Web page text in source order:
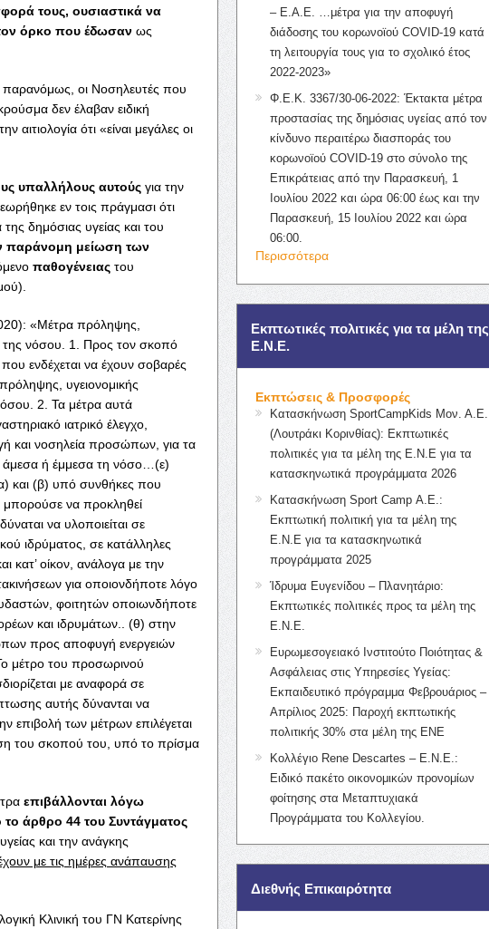
τους, ουσιαστικά να
όρκο που έδωσανως
παρανόμως, οι Νοσηλευτές που
δεν έλαβαν ειδική
ότι «είναι μεγάλες οι
υπαλλήλους αυτούςγια την
εν τοις πράγμασι ότι
δημόσιας υγείας και του
παράνομη μείωση των
παθογένειαςτου
«Μέτρα πρόληψης,
της νόσου. 1. Προς τον σκοπό
ενδέχεται να έχουν σοβαρές
υγειονομικής
2. Τα μέτρα αυτά
ιατρικό έλεγχο,
και νοσηλεία προσώπων, για τα
άμεσα ή έμμεσα τη νόσο…(ε)
και (β) υπό συνθήκες που
να προκληθεί
να υλοποιείται σε
ιδρύματος, σε κατάλληλες
κατ’ οίκον, ανάλογα με την
για οποιονδήποτε λόγο
φοιτητών οποιωνδήποτε
και ιδρυμάτων.. (θ) στην
προς αποφυγή ενεργειών
μέτρο του προσωρινού
με αναφορά σε
αυτής δύνανται να
επιβολή των μέτρων επιλέγεται
του σκοπού του, υπό το πρίσμα
επιβάλλονται λόγω
άρθρο 44 του Συντάγματος
και την ανάγκης
με τις ημέρες ανάπαυσης
Κλινική του ΓΝ Κατερίνης
– Ε.Α.Ε. …μέτρα για την αποφυγή
διάδοσης του κορωνοϊού COVID-19 κατά
τη λειτουργία τους για το σχολικό έτος
2022-2023»
Φ.Ε.Κ. 3367/30-06-2022: Έκτακτα μέτρα
προστασίας της δημόσιας υγείας από τον
κίνδυνο περαιτέρω διασποράς του
κορωνοϊού COVID-19 στο σύνολο της
Επικράτειας από την Παρασκευή, 1
Ιουλίου 2022 και ώρα 06:00 έως και την
Παρασκευή, 15 Ιουλίου 2022 και ώρα
06:00.
Περισσότερα
Εκπτωτικές πολιτικές για τα μέλη της
Ε.Ν.Ε.
Εκπτώσεις & Προσφορές
Κατασκήνωση SportCampKids Μον. Α.Ε.
(Λουτράκι Κορινθίας): Εκπτωτικές
πολιτικές για τα μέλη της Ε.Ν.Ε για τα
κατασκηνωτικά προγράμματα 2026
Κατασκήνωση Sport Camp Α.Ε.:
Εκπτωτική πολιτική για τα μέλη της
Ε.Ν.Ε για τα κατασκηνωτικά
προγράμματα 2025
Ίδρυμα Ευγενίδου – Πλανητάριο:
Εκπτωτικές πολιτικές προς τα μέλη της
Ε.Ν.Ε.
Ευρωμεσογειακό Ινστιτούτο Ποιότητας &
Ασφάλειας στις Υπηρεσίες Υγείας:
Εκπαιδευτικό πρόγραμμα Φεβρουάριος –
Απρίλιος 2025: Παροχή εκπτωτικής
πολιτικής 30% στα μέλη της ΕΝΕ
Κολλέγιο Rene Descartes – Ε.Ν.Ε.:
Ειδικό πακέτο οικονομικών προνομίων
φοίτησης στα Μεταπτυχιακά
Προγράμματα του Κολλεγίου.
Διεθνής Επικαιρότητα